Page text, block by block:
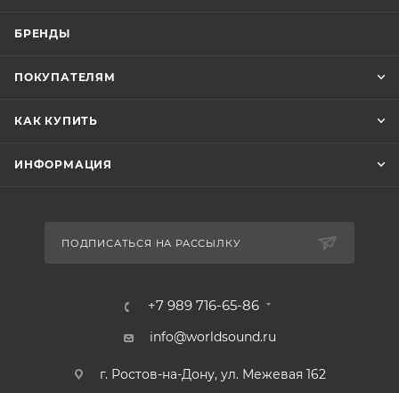
БРЕНДЫ
ПОКУПАТЕЛЯМ
КАК КУПИТЬ
ИНФОРМАЦИЯ
ПОДПИСАТЬСЯ НА РАССЫЛКУ
+7 989 716-65-86
info@worldsound.ru
г. Ростов-на-Дону, ул. Межевая 162